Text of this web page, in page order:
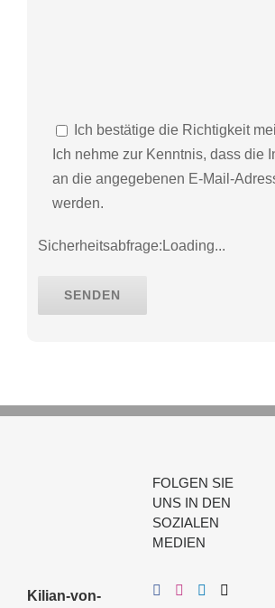
Ich bestätige die Richtigkeit
Ich nehme zur Kenntnis, dass die
an die angegebenen E-Mail-
werden.
Sicherheitsabfrage: Loading...
Kilian-von-
FOLGEN SIE
UNS IN DEN
SOZIALEN
MEDIEN